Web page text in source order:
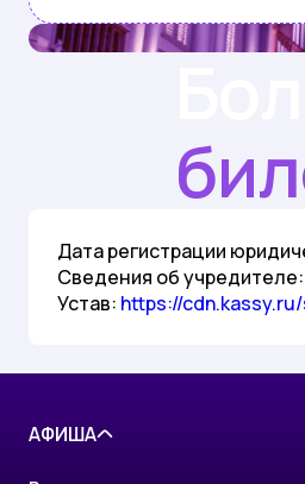
Дата регистрации
Сведения об учредителе:
Устав: https://
АФИША